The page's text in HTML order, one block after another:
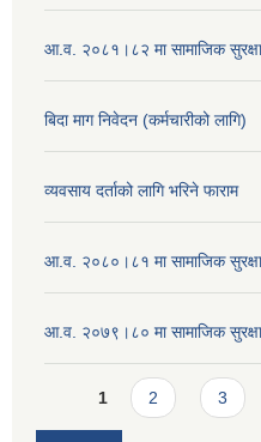
आ.व. २०८१।८२ मा सामाजिक सुरक्षा
बिदा माग निवेदन (कर्मचारीको लागि)
व्यवसाय दर्ताको लागि भरिने फाराम
आ.व. २०८०।८१ मा सामाजिक सुरक्षा
आ.व. २०७९।८० मा सामाजिक सुरक्षा
Pages
1 2 3